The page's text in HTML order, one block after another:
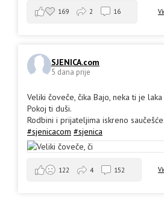
169 2 16
SJENICA.com
5 dana prije
Veliki čoveče, čika Bajo, neka ti je
Pokoj ti duši.
Rodbini i prijateljima iskreno saučešće.
#sjenicacom #sjenica
122 4 152